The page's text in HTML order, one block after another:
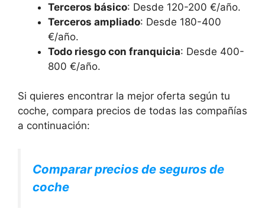
Terceros básico: Desde 120-200 €/año.
Terceros ampliado: Desde 180-400
€/año.
Todo riesgo con franquicia: Desde 400-
800 €/año.
Si quieres encontrar la mejor oferta según tu
coche, compara precios de todas las compañías
a continuación:
Comparar precios de seguros de
coche